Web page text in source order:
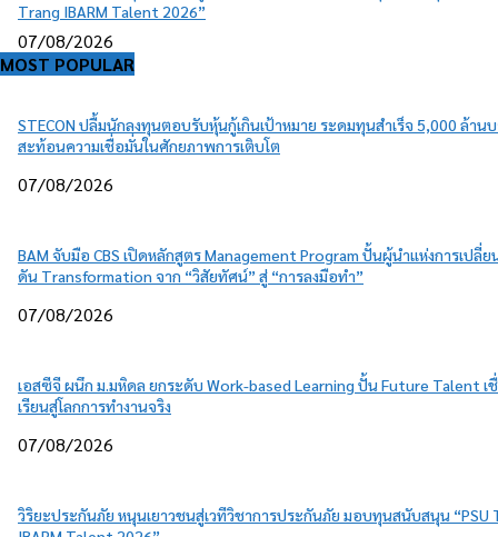
Trang IBARM Talent 2026”
07/08/2026
MOST POPULAR
STECON ปลื้มนักลงทุนตอบรับหุ้นกู้เกินเป้าหมาย ระดมทุนสำเร็จ 5,000 ล้าน
สะท้อนความเชื่อมั่นในศักยภาพการเติบโต
07/08/2026
BAM จับมือ CBS เปิดหลักสูตร Management Program ปั้นผู้นำแห่งการเปลี่ย
ดัน Transformation จาก “วิสัยทัศน์” สู่ “การลงมือทำ”
07/08/2026
เอสซีจี ผนึก ม.มหิดล ยกระดับ Work-based Learning ปั้น Future Talent เ
เรียนสู่โลกการทำงานจริง
07/08/2026
วิริยะประกันภัย หนุนเยาวชนสู่เวทีวิชาการประกันภัย มอบทุนสนับสนุน “PSU